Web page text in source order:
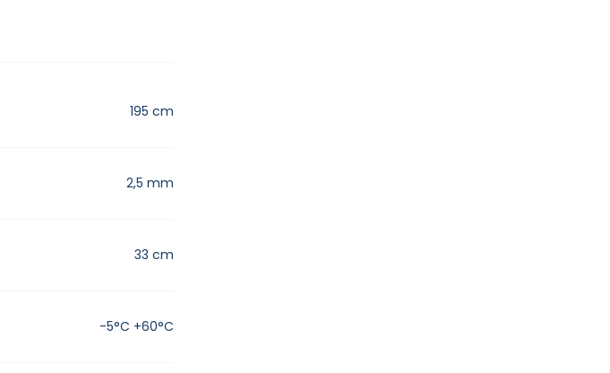
195 cm
2,5 mm
33 cm
-5°C +60°C